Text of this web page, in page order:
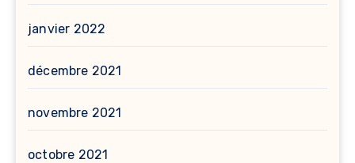
janvier 2022
décembre 2021
novembre 2021
octobre 2021